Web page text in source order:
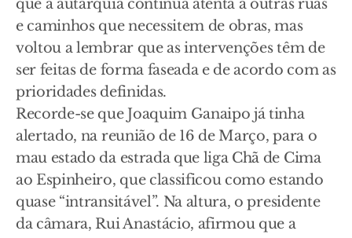
que a autarquia continua atenta a outras ruas
e caminhos que necessitem de obras, mas
voltou a lembrar que as intervenções têm de
ser feitas de forma faseada e de acordo com as
prioridades definidas.
Recorde-se que Joaquim Ganaipo já tinha
alertado, na reunião de 16 de Março, para o
mau estado da estrada que liga Chã de Cima
ao Espinheiro, que classificou como estando
quase “intransitável”. Na altura, o presidente
da câmara, Rui Anastácio, afirmou que a